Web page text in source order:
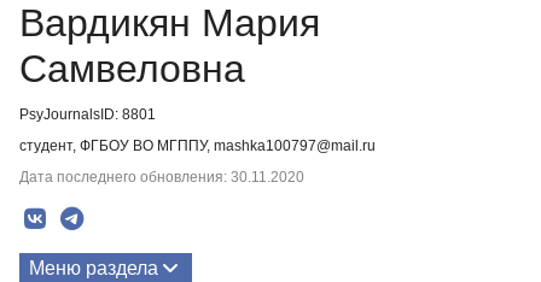
Вардикян Мария
Самвеловна
PsyJournalsID: 8801
студент, ФГБОУ ВО МГППУ, mashka100797@mail.ru
Дата последнего обновления: 30.11.2020
Меню раздела